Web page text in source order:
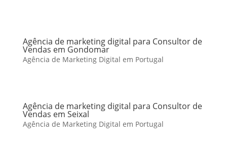
Agência de marketing digital para Consultor de
Vendas em Gondomar
Agência de Marketing Digital em Portugal
Agência de marketing digital para Consultor de
Vendas em Seixal
Agência de Marketing Digital em Portugal